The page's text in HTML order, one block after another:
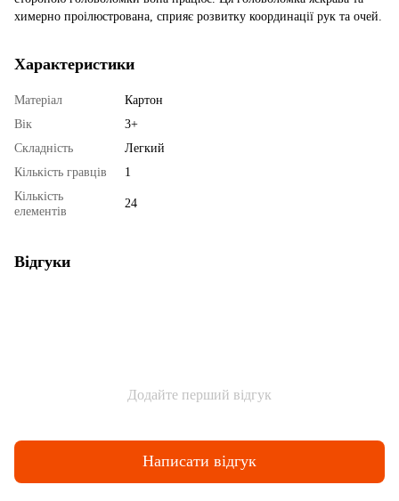
химерно проілюстрована, сприяє розвитку координації рук та очей.
Характеристики
Матеріал
Картон
Вік
3+
Складність
Легкий
Кількість гравців
1
Кількість
елементів
24
Відгуки
Додайте перший відгук
Написати відгук